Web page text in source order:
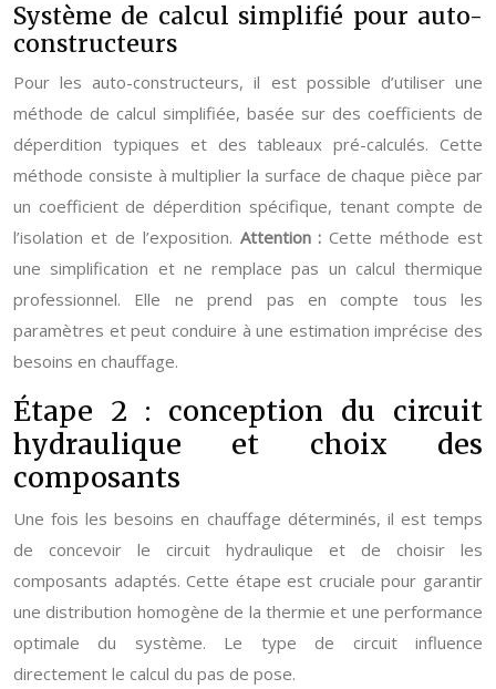
Système de calcul simplifié pour auto-
constructeurs
Pour les auto-constructeurs, il est possible d’utiliser une
méthode de calcul simplifiée, basée sur des coefficients de
déperdition typiques et des tableaux pré-calculés. Cette
méthode consiste à multiplier la surface de chaque pièce par
un coefficient de déperdition spécifique, tenant compte de
l’isolation et de l’exposition. Attention :Cette méthode est
une simplification et ne remplace pas un calcul thermique
professionnel. Elle ne prend pas en compte tous les
paramètres et peut conduire à une estimation imprécise des
besoins en chauffage.
Étape 2 : conception du circuit
hydraulique et choix des
composants
Une fois les besoins en chauffage déterminés, il est temps
de concevoir le circuit hydraulique et de choisir les
composants adaptés. Cette étape est cruciale pour garantir
une distribution homogène de la thermie et une performance
optimale du système. Le type de circuit influence
directement le calcul du pas de pose.